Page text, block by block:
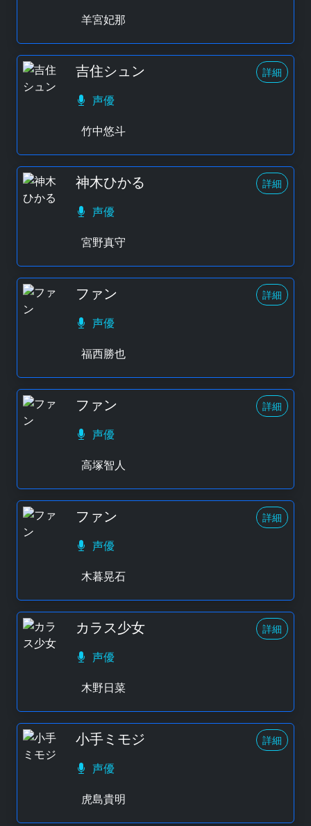
羊宮妃那
吉住シュン 詳細
声優
竹中悠斗
神木ひかる 詳細
声優
宮野真守
ファン 詳細
声優
福西勝也
ファン 詳細
声優
高塚智人
ファン 詳細
声優
木暮晃石
カラス少女 詳細
声優
木野日菜
小手ミモジ 詳細
声優
虎島貴明